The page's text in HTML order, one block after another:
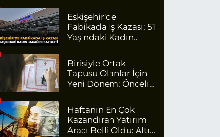
Eskişehir'de
Fabikada İş Kazası: 51
Yaşındaki Kadın
Birisiyle Ortak
Tapusu Olanlar İçin
Yeni Dönem: Öncelik
Olacak
Haftanın En Çok
Kazandıran Yatırım
Aracı Belli Oldu: Altın